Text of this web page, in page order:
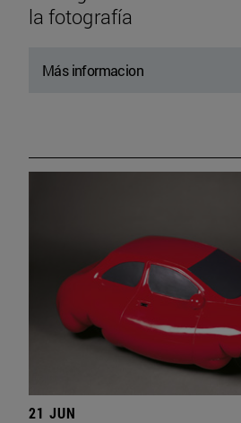
la fotografía
Más informacion
21 JUN